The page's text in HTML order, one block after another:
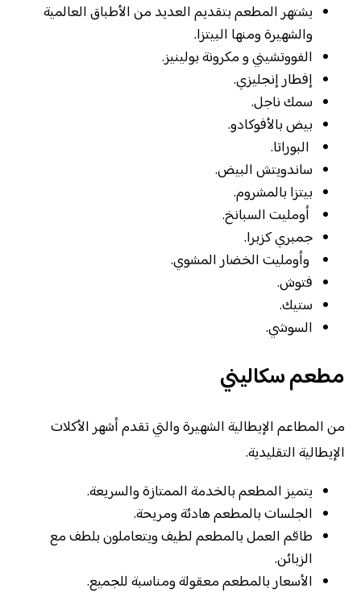
يشتهر المطعم بتقديم العديد من الأطباق العالمية
والشهيرة ومنها البيتزا.
الفووتشيني و مكرونة بولينيز.
‏إفطار إنجليزي.
سمك ناجل.
بيض بالأفوكادو.
‏ البوراتا.
‏ساندويتش البيض.
‏بيتزا بالمشروم.
‏ أومليت السبانخ.
جمبري كزبرا.
‏ وأومليت الخضار المشوي.
‏فتوش.
‏ستيك.
‏السوشي.
مطعم سكاليني
من المطاعم الإيطالية الشهيرة والتي تقدم أشهر الأكلات
الإيطالية التقليدية.
يتميز المطعم بالخدمة الممتازة والسريعة.
الجلسات بالمطعم هادئة ومريحة.
طاقم العمل بالمطعم لطيف ويتعاملون بلطف مع
الزبائن.
الأسعار بالمطعم معقولة ومناسبة للجميع.